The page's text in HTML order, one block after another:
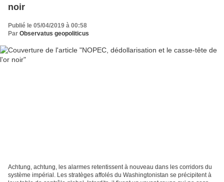
noir
Publié le 05/04/2019 à 00:58
Par Observatus geopoliticus
Achtung, achtung, les alarmes retentissent à nouveau dans les corridors du
système impérial. Les stratèges affolés du Washingtonistan se précipitent à